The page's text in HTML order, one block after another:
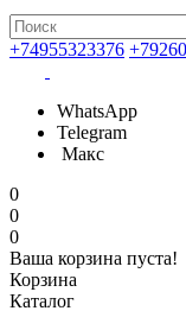
+74955323376
WhatsApp
Telegram
Макс
0
0
0
Ваша корзина пуста!
Корзина
Каталог